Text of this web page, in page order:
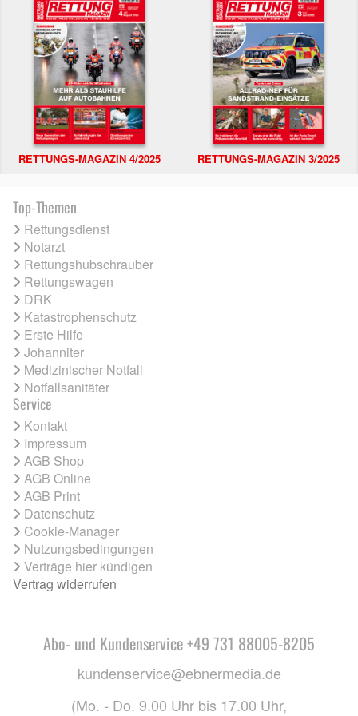
RETTUNGS-MAGAZIN 4/2025 RETTUNGS-MAGAZIN 3/2025
Top-Themen
Rettungsdienst
Notarzt
Rettungshubschrauber
Rettungswagen
DRK
Katastrophenschutz
Erste Hilfe
Johanniter
Medizinischer Notfall
Notfallsanitäter
Service
Kontakt
Impressum
AGB Shop
AGB Online
AGB Print
Datenschutz
Cookie-Manager
Nutzungsbedingungen
Verträge hier kündigen
Vertrag widerrufen
Abo- und Kundenservice +49 731 88005-8205
kundenservice@ebnermedia.de
(Mo. - Do. 9.00 Uhr bis 17.00 Uhr,